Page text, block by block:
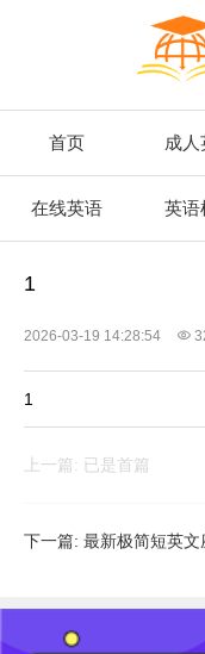
首页 成人
在线英语 英语
1
2026-03-19 14:28:54 
1
上一篇: 已是首篇
下一篇: 最新极简短英文